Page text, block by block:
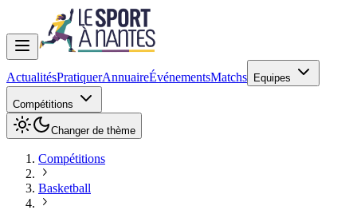
ActualitésPratiquerAnnuaireÉvénementsMatchs Equipes
Compétitions
Changer de thème
Compétitions
Basketball